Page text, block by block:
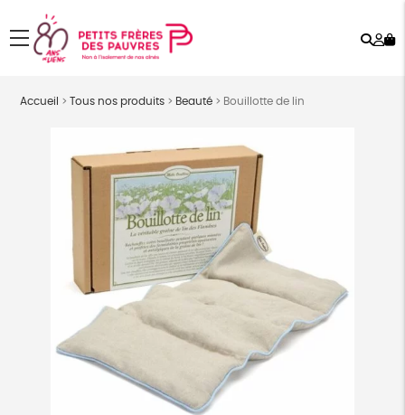
menu
Accueil > Tous nos produits> Beauté> Bouillotte de lin